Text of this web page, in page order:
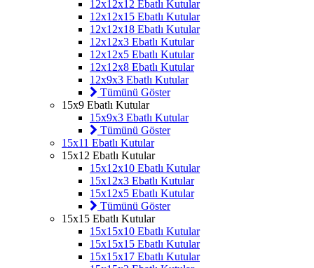
12x12x12 Ebatlı Kutular
12x12x15 Ebatlı Kutular
12x12x18 Ebatlı Kutular
12x12x3 Ebatlı Kutular
12x12x5 Ebatlı Kutular
12x12x8 Ebatlı Kutular
12x9x3 Ebatlı Kutular
Tümünü Göster
15x9 Ebatlı Kutular
15x9x3 Ebatlı Kutular
Tümünü Göster
15x11 Ebatlı Kutular
15x12 Ebatlı Kutular
15x12x10 Ebatlı Kutular
15x12x3 Ebatlı Kutular
15x12x5 Ebatlı Kutular
Tümünü Göster
15x15 Ebatlı Kutular
15x15x10 Ebatlı Kutular
15x15x15 Ebatlı Kutular
15x15x17 Ebatlı Kutular